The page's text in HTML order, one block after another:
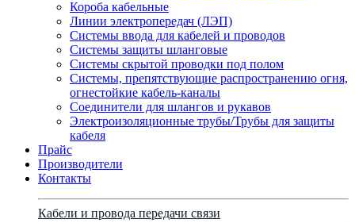
Короба кабельные
Линии электропередач (ЛЭП)
Системы ввода для кабелей и проводов
Системы защиты шланговые
Системы скрытой проводки под полом
Системы, препятствующие распространению огня,
огнестойкие кабель-каналы
Соединители для шлангов и рукавов
Электроизоляционные трубы/Трубы для защиты
кабеля
Прайс
Производители
Контакты
Кабели и провода передачи связи